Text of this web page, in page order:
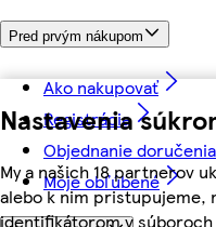
Nastavenia
My a našich 18 partnerov
alebo k nim pristupujeme,
identifikátorom v
Pred prvým nákupom
Ako nakupovať
Registrácia
Objednanie doručenia
Moje obľúbené